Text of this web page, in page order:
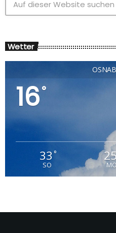
Wetter
16°
33 °
SO MO